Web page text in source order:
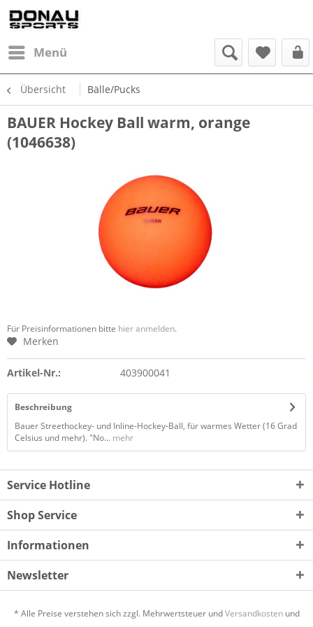
Menü
Übersicht Bälle/Pucks
BAUER Hockey Ball warm, orange
(1046638)
Für Preisinformationen bitte hier anmelden.
Merken
Artikel-Nr.: 403900041
Beschreibung
Bauer Streethockey- und Inline-Hockey-Ball, für warmes Wetter (16 Grad
Celsius und mehr). "No... mehr
Service Hotline
Shop Service
Informationen
Newsletter
* Alle Preise verstehen sich zzgl. Mehrwertsteuer undVersandkostenund